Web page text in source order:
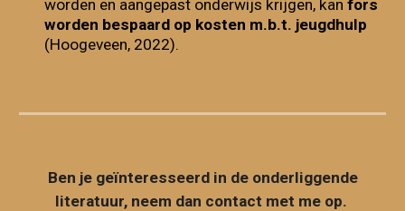
worden en aangepast onderwijs krijgen, kanfors
worden bespaard op kosten m.b.t. jeugdhulp
(Hoogeveen, 2022).
Ben je geïnteresseerd in de onderliggende
literatuur, neem dan contact met me op.